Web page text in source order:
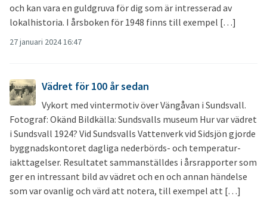
och kan vara en guldgruva för dig som är intresserad av
lokalhistoria. I årsboken för 1948 finns till exempel […]
27 januari 2024 16:47
Vädret för 100 år sedan
Vykort med vintermotiv över Vängåvan i Sundsvall.
Fotograf: Okänd Bildkälla: Sundsvalls museum Hur var vädret
i Sundsvall 1924? Vid Sundsvalls Vattenverk vid Sidsjön gjorde
byggnadskontoret dagliga nederbörds- och temperatur-
iakttagelser. Resultatet sammanställdes i årsrapporter som
ger en intressant bild av vädret och en och annan händelse
som var ovanlig och värd att notera, till exempel att […]